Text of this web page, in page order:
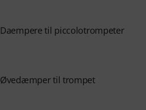
Daempere til piccolotrompeter
Øvedæmper til trompet